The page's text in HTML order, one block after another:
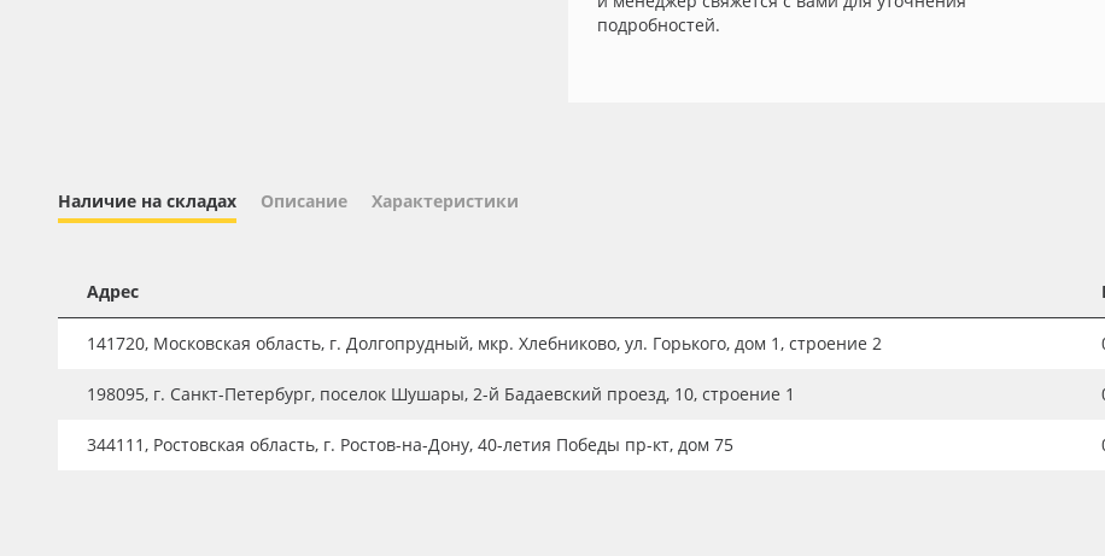
Oracal 641
Плёнка монтажная Oratape
ПЭТ листовой
подробностей.
Наличие на складах Описание Характеристики
Адрес
141720, Московская область, г. Долгопрудный, мкр. Хлебниково, ул. Горького, дом 1, строение 2
198095, г. Санкт-Петербург, поселок Шушары, 2-й Бадаевский проезд, 10, строение 1
344111, Ростовская область, г. Ростов-на-Дону, 40-летия Победы пр-кт, дом 75